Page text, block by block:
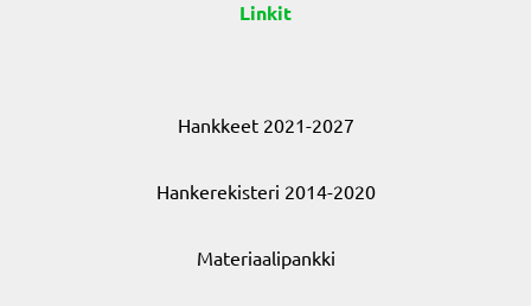
Linkit
Hankkeet 2021-2027
Hankerekisteri 2014-2020
Materiaalipankki